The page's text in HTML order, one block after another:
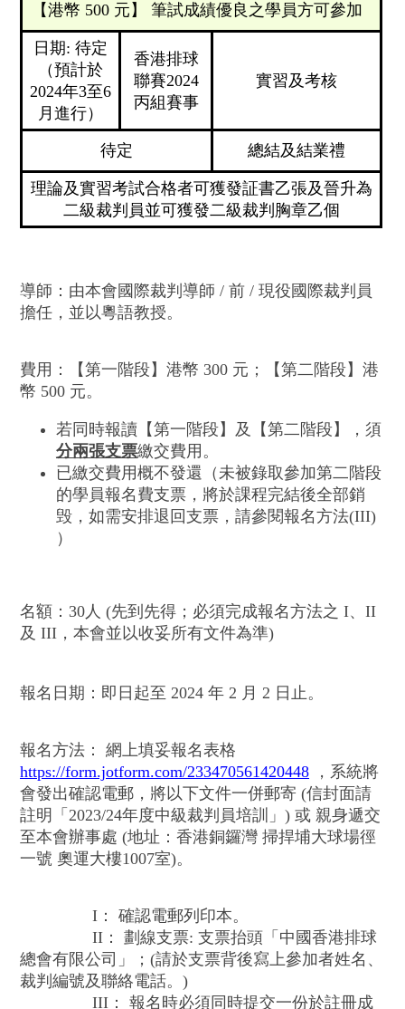
【港幣 500 元】 筆試成績優良之學員方可參加
日期: 待定
（預計於
2024年3至6
月進行）
香港排球
聯賽2024
丙組賽事
實習及考核
待定 總結及結業禮
理論及實習考試合格者可獲發証書乙張及晉升為
二級裁判員並可獲發二級裁判胸章乙個
導師：由本會國際裁判導師 / 前 / 現役國際裁判員
擔任，並以粵語教授。
費用：【第一階段】港幣 300 元；【第二階段】港
幣 500 元。
若同時報讀【第一階段】及【第二階段】，須
分兩張支票繳交費用。
已繳交費用概不發還（未被錄取參加第二階段
的學員報名費支票，將於課程完結後全部銷
毁，如需安排退回支票，請參閱報名方法(III)
）
名額：30人 (先到先得；必須完成報名方法之 I、II
及 III，本會並以收妥所有文件為準)
報名日期：即日起至 2024 年 2 月 2 日止。
報名方法： 網上填妥報名表格
https://form.jotform.com/233470561420448 ，系統將
會發出確認電郵，將以下文件一併郵寄 (信封面請
註明「2023/24年度中級裁判員培訓」) 或 親身遞交
至本會辦事處 (地址：香港銅鑼灣 掃捍埔大球場徑
一號 奧運大樓1007室)。
I： 確認電郵列印本。
II： 劃線支票: 支票抬頭「中國香港排球
總會有限公司」；(請於支票背後寫上參加者姓名、
裁判編號及聯絡電話。)
III： 報名時必須同時提交一份於註冊成